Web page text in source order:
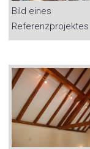
Bild eines
Referenzprojektes